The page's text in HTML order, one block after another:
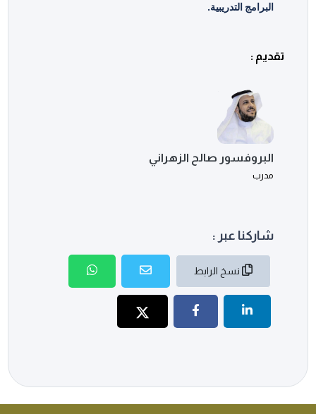
البرامج التدريبية.
تقديم :
البروفسور صالح الزهراني
مدرب
شاركنا عبر :
نسخ الرابط